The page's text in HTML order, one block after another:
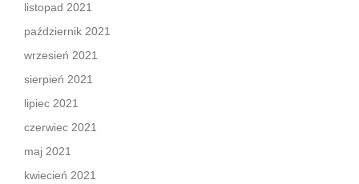
listopad 2021
październik 2021
wrzesień 2021
sierpień 2021
lipiec 2021
czerwiec 2021
maj 2021
kwiecień 2021